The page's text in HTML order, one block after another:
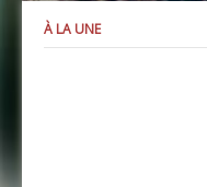
À LA UNE